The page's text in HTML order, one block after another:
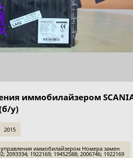
иммобилайзером
у)
2015
иммобилайзером Номера замен
2093334; 1922169; 19452588; 2006746; 1922169